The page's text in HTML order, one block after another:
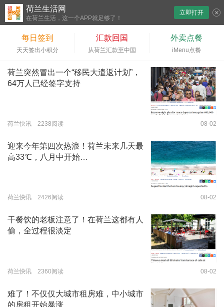
荷兰生活网
在荷兰生活，这一个APP就足够了！
立即打开
每日签到
天天签出小积分
汇款回国
从荷兰汇款至中国
外卖点餐
iMenu点餐
荷兰突然冒出一个“移民大遣返计划”，
64万人已经签字支持
荷兰快讯 2238阅读 08-02
迎来今年第四次热浪！荷兰未来几天最
高33℃，八月中开始…
荷兰快讯 2426阅读 08-02
干餐饮的老板注意了！在荷兰这都有人
偷，全过程很淡定
荷兰快讯 2360阅读 08-02
难了！不仅仅大城市租房难，中小城市
的房租开始暴涨